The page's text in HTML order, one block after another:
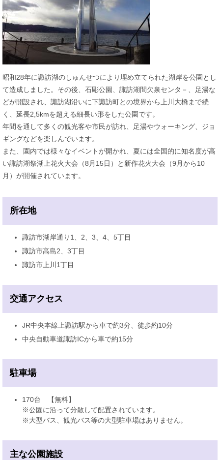
昭和28年に諏訪湖のしゅんせつにより埋め立てられた湖岸を公園とし
て造成しました。その後、石彫公園、諏訪湖間欠泉センタ－、足湯な
どが開設され、諏訪湖沿いに下諏訪町との境界から上川大橋まで続
く、延長2,5kmを超える細長い形をした公園です。
年間を通して多くの観光客や市民が訪れ、足湯やウォーキング、ジョ
ギングなどを楽しんでいます。
また、園内では様々なイベントが開かれ、夏には全国的に知名度が高
い諏訪湖祭湖上花火大会（8月15日）と新作花火大会（9月から10
月）が開催されています。
所在地
諏訪市湖岸通り1、2、3、4、5丁目
諏訪市高島2、3丁目
諏訪市上川1丁目
交通アクセス
JR中央本線上諏訪駅から車で約3分、徒歩約10分
中央自動車道諏訪ICから車で約15分
駐車場
170台 【無料】
※公園に沿って分散して配置されています。
※大型バス、観光バス等の大型駐車場はありません。
主な公園施設